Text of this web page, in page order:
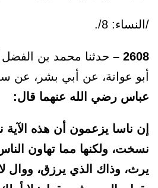
/النساء: 8/.
2608 –
حدثنا محمد بن الفضل
أبو عوانة، عن أبي بشر، عن
عباس رضي الله عنهما قال:
إن ناسا يزعمون أن هذه الآية
نسخت، ولكنها مما تهاون
يرث، وذاك الذي يرزق، ووال